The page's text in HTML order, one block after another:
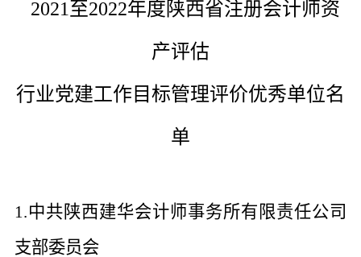
2021至2022年度陕西省注册会计师资
产评估
行业党建工作 目标管理评价优秀单位名
单
1.中共陕西建华会计师事务所有限责任公司
支部委员会